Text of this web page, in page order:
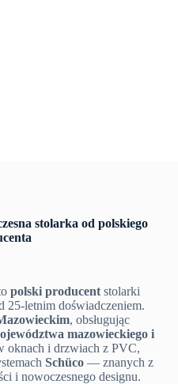
stolarka od polskiego
polski producent stolarki
25-letnim doświadczeniem.
, obsługując
mazowieckiego i
oknach i drzwiach z PVC,
Schüco— znanych z
i nowoczesnego designu.